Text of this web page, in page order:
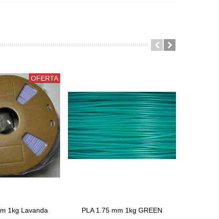
OFERTA
1kg Lavanda Comprar
PLA 1.75 mm 1kg GREEN